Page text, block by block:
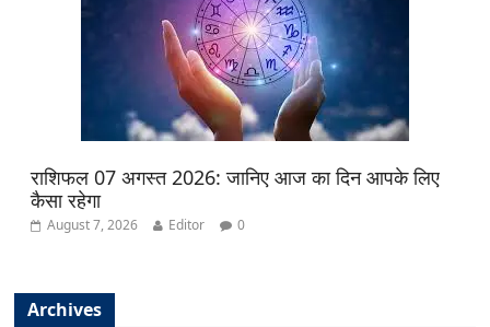
राशिफल 07 अगस्त 2026: जानिए आज का दिन आपके लिए
कैसा रहेगा
August 7, 2026 Editor 0
Archives